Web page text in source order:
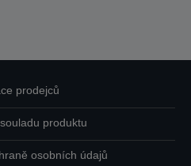
prodejců
produktu
osobních údajů